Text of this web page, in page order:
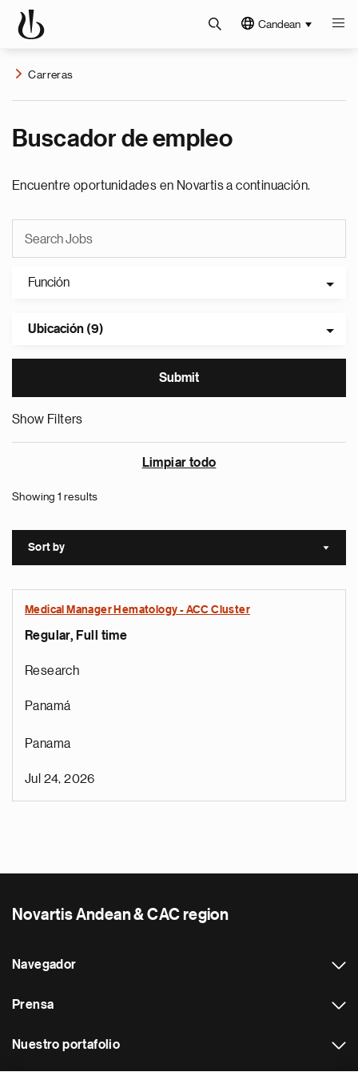
Candean
Carreras
Buscador de empleo
Encuentre oportunidades en Novartis a continuación.
Función
Ubicación (9)
Show Filters
Limpiar todo
Showing 1 results
Sort by Sort
Medical Manager Hematology - ACC Cluster
Regular, Full time
Research
Panamá
Panama
Jul 24, 2026
Novartis Andean & CAC region
Navegador
Prensa
Nuestro portafolio